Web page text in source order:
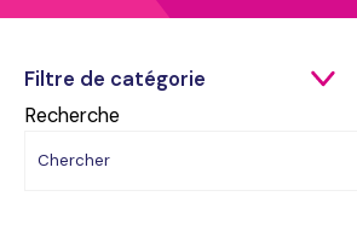
Recherche